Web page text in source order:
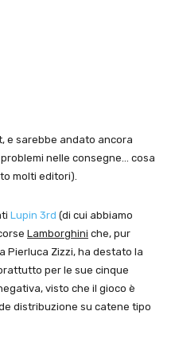
e sarebbe andato ancora
nelle consegne… cosa
molti editori).
Lupin 3rd (di cui abbiamo
Lamborghini che, pur
Pierluca Zizzi, ha destato la
per le sue cinque
visto che il gioco è
distribuzione su catene tipo